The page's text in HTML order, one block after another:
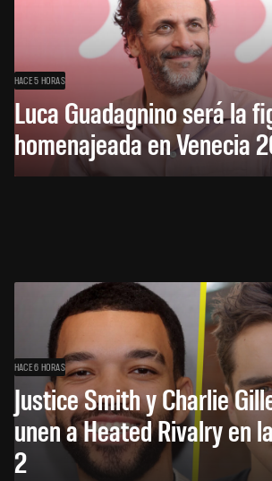
HACE 5 HORAS
Luca Guadagnino será la
homenajeada en Venecia
HACE 6 HORAS
Justice Smith y Charlie
unen a Heated Rivalry en
2